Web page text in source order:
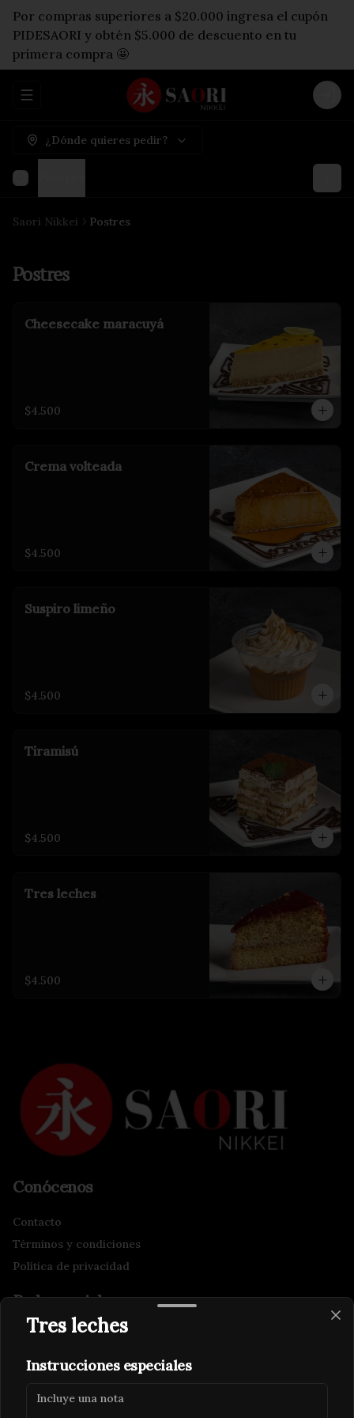
Por compras superiores a $20.000 ingresa el cupón
PIDESAORI y obtén $5.000 de descuento en tu
primera compra 🤩
Abrir menu de navegación
¿Dónde quieres pedir?
Saori Nikkei Postres
Postres
Cheesecake maracuyá
$4.500
Crema volteada
$4.500
Suspiro limeño
$4.500
Tiramisú
$4.500
Tres leches
$4.500
Conócenos
Contacto
Términos y condiciones
Política de privacidad
Redes sociales
Instagram
Mi cuenta
Tres leches
Instrucciones especiales